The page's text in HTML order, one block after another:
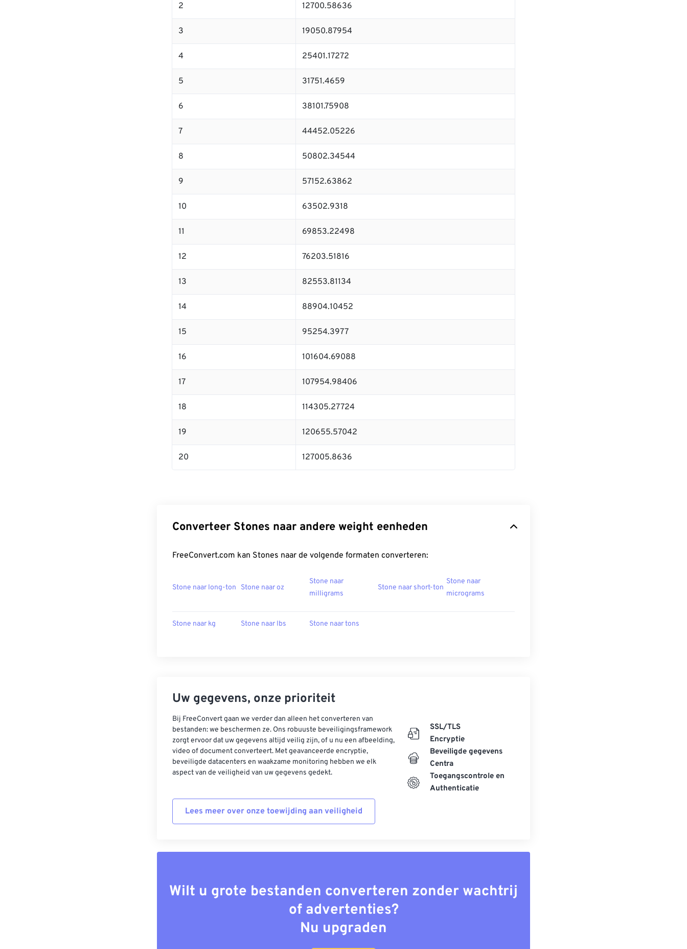
2 12700.58636
3 19050.87954
4 25401.17272
5 31751.4659
6 38101.75908
7 44452.05226
8 50802.34544
9 57152.63862
10 63502.9318
11 69853.22498
12 76203.51816
13 82553.81134
14 88904.10452
15 95254.3977
16 101604.69088
17 107954.98406
18 114305.27724
19 120655.57042
20 127005.8636
Converteer Stones naar andere weight eenheden
FreeConvert.com kan Stones naar de volgende formaten converteren:
Stone naar long-ton Stone naar oz
Stone naar
milligrams
Stone naar short-ton
Stone naar
micrograms
Stone naar kg Stone naar lbs Stone naar tons
Uw gegevens, onze prioriteit
Bij FreeConvert gaan we verder dan alleen het converteren van
bestanden: we beschermen ze. Ons robuuste beveiligingsframework
zorgt ervoor dat uw gegevens altijd veilig zijn, of u nu een afbeelding,
video of document converteert. Met geavanceerde encryptie,
beveiligde datacenters en waakzame monitoring hebben we elk
aspect van de veiligheid van uw gegevens gedekt.
Lees meer over onze toewijding aan veiligheid
SSL/TLS
Encryptie
Beveiligde gegevens
Centra
Toegangscontrole en
Authenticatie
Wilt u grote bestanden converteren zonder wachtrij
of advertenties?
Nu upgraden